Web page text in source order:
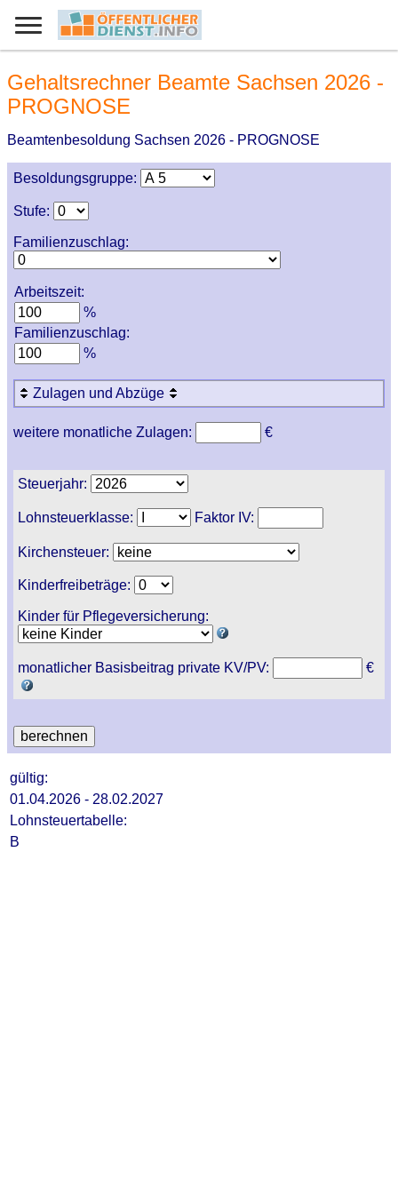
Gehaltsrechner Beamte Sachsen 2026 -
PROGNOSE
Beamtenbesoldung Sachsen 2026 - PROGNOSE
Besoldungsgruppe:
Stufe:
Familienzuschlag:
Arbeitszeit:
%
Familienzuschlag:
%
Zulagen und Abzüge
weitere monatliche Zulagen: €
Steuerjahr:
Lohnsteuerklasse: Faktor IV:
Kirchensteuer:
Kinderfreibeträge:
Kinder für Pflegeversicherung:
monatlicher Basisbeitrag private KV/PV: €
gültig:
01.04.2026 - 28.02.2027
Lohnsteuertabelle:
B